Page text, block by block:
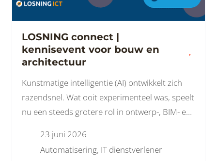
LOSNING connect |
kennisevent voor bouw en
architectuur
Kunstmatige intelligentie (AI) ontwikkelt zich
razendsnel. Wat ooit experimenteel was, speelt
nu een steeds grotere rol in ontwerp-, BIM- en
uitdagingen met zich mee rondom data,
veiligheid en wetgeving.
23 juni 2026
Automatisering, IT dienstverlener